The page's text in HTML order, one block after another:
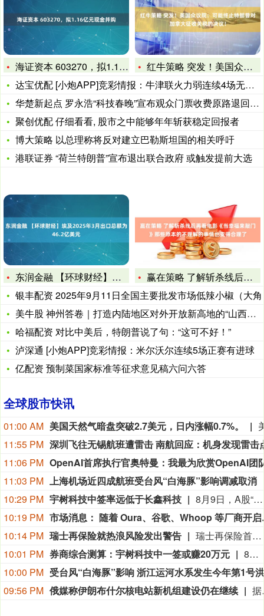
海证资本 603270，拟1.16亿元现金并购
红牛策略 突发！美国众议院：可能终止特朗普对加拿大征收关税的
达宝优配 [小炮APP]竞彩情报：牛津联火力弱连续4场无进球
华楚新起点 罗永浩“科技春晚”宣布观众门票收费原路退回，16
聚创优配 仔细看看, 股市之中能够年年斩获稳定回报者
博大策略 以总理称将反对建立巴勒斯坦国的相关呼吁
港联证券 “荷兰特朗普”宣布退出联合政府 或触发提前大选
东润金融 【环球财经】埃及2025年3月出口总额为46.2亿
赢在策略 了解斩杀线后再看电影《当幸福来敲门》那些原本的不理
银丰配资 2025年9月11日全国主要批发市场低辣小椒（大角
美牛股 神州答卷｜打造内陆地区对外开放新高地的“山西实践”
哈福配资 对比中美后，特朗普说了句：“这可不好！”
泸深通 [小炮APP]竞彩情报：米尔沃尔连续5场正赛有进球
亿配资 预制菜国家标准等征求意见稿六问六答
全球股市快讯
01:00 AM 美国天然气暗盘突破2.7美元，日内涨幅0.7%。
11:55 PM
11:06 PM
11:03 PM 上海机场近四成航班受台风“白海豚”影响调减取消
10:29 PM 宇树科技中签率远低于长鑫科技
8月9日，A股“人形机器人第一股”宇树科技8月10日将在科创板正式开启申购。考虑到宇树科技本次发行流通盘规模较小，又叠加“第一股”的题材光环，多家券商综合测算显示，其预计中签率在万分之二至万分之三之间，远低于长鑫科技0.47%的中签率水平。数据显示，2026年以来A股新股上市首日平均涨幅高达276.04%，若以此测算，中一签宇树科技账面盈利有望突破20万元；若对标年内科创板新股首日466.61%的平均涨幅，单签盈利可达35.18万元。 (21财经)
10:19 PM
市场消息： 随着 Oura、谷歌、
10:14 PM 瑞士再保险就热浪风险发出警告
瑞士再保险首席执行官贝格尔（Andreas Berger）在接受瑞士《周日新苏黎世报》（NZZ am Sonntag）采访时表示：”热浪及其相关死亡人数的风险被低估了。”他补充说：”我们需要提高对由此产生的危险的认识。”贝格尔是在瑞士再保险公布2026年上半年净利润增长9%之后发表上述言论的，他表示现在断言超额死亡率将如何影响这家总部位于苏黎世的公司的财务数据还为时过早。
10:01 PM 券商综合测算：宇树科技中一签或赚20万元
8月10日，A股“人形机器人第一股”宇树科技（688836.SH）将在科创板正式开启申购。考虑到宇树科技本次发行流通盘规模较小，又叠加“第一股”的题材光环，多家券商综合测算显示，其预计中签率在万分之二至万分之三之间，远低于长鑫科技0.47%的中签率水平。数据显示，2026年以来A股新股上市首日平均涨幅高达276.04%，若以此测算，中一签宇树科技账面盈利有望突破20万元；若对标年内科创板新股首日466.61%的平均涨幅，单签盈利可达35.18万元。（21世纪经济报道）
10:00 PM
09:56 PM 俄媒称伊朗布什尔核电站新机组建设仍在继续 据俄罗斯媒体9日报道，俄罗斯国家原子能公司首席执行官利哈乔夫说，伊朗布什尔核